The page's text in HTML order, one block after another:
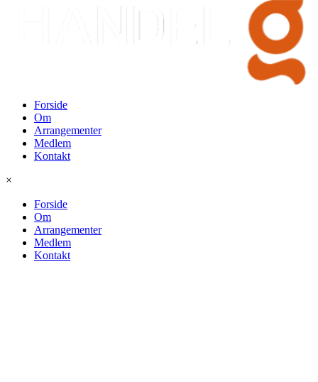
Forside
Om
Arrangementer
Medlem
Kontakt
×
Forside
Om
Arrangementer
Medlem
Kontakt